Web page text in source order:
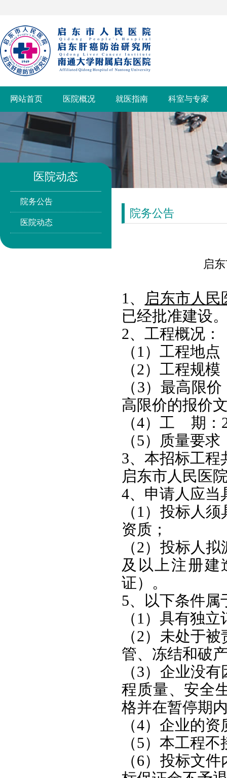
网站首页 医院概况 就医指南 科室与专家
医院动态
院务公告
医院动态
院务公告
启
1、
启东市人民
已经批准建设
2、工程概况：
（1）工程地
（2）工程规
（3）最高限
高限价的报价
（4）工 期：
（5）质量要
3、本招标工程
启东市人民医
4、申请人应当
（1）投标人
资质；
（2）投标人
及以上注册建
证）。
5、以下条件属
（1）具有独
（2）未处于
管、冻结和破
（3）企业没
程质量、安全
格并在暂停期
（4）企业的
（5）本工程
（6）投标文